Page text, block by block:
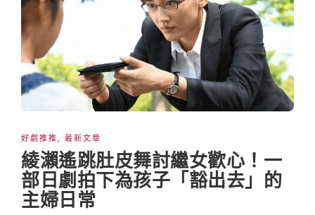
好劇推推, 最新文章
綾瀨遙跳肚皮舞討繼女歡心！一
部日劇拍下為孩子「豁出去」的
主婦日常